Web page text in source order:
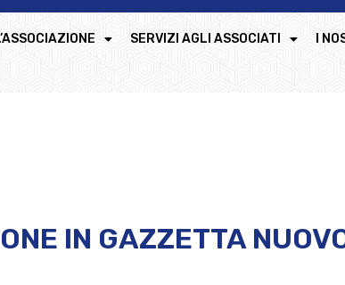
SERVIZI AGLI ASSOCIATI I
IN GAZZETTA